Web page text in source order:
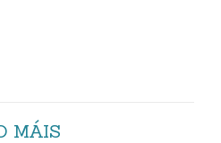
MÁIS